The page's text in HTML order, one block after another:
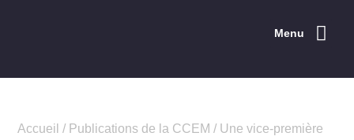
Menu
Accueil / Publications de la CCEM / Une vice-première